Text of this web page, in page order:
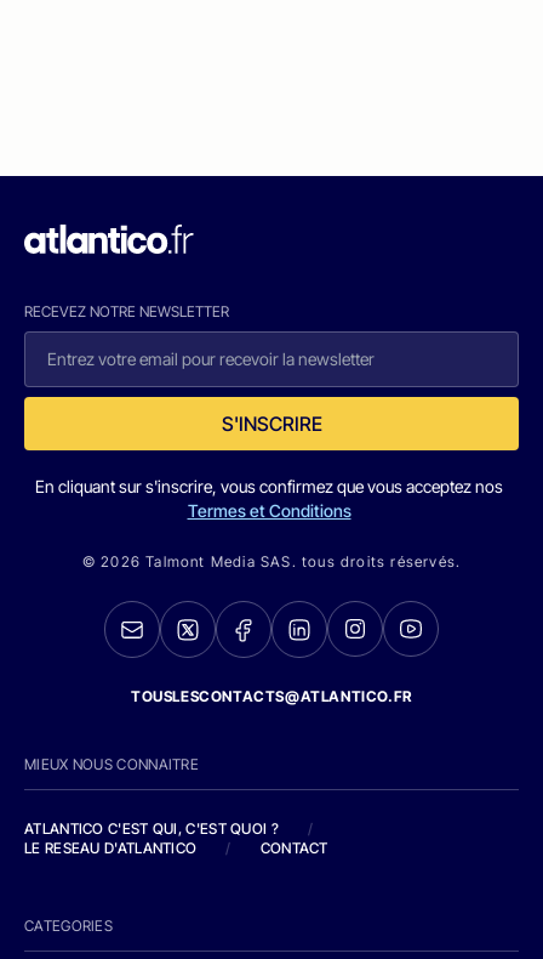
RECEVEZ NOTRE NEWSLETTER
S'INSCRIRE
En cliquant sur s'inscrire, vous confirmez que vous acceptez nos
Termes et Conditions
© 2026 Talmont Media SAS. tous droits réservés.
TOUSLESCONTACTS@ATLANTICO.FR
MIEUX NOUS CONNAITRE
ATLANTICO C'EST QUI, C'EST QUOI ?
/
LE RESEAU D'ATLANTICO
/ CONTACT
CATEGORIES